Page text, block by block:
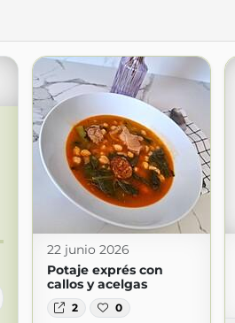
22 junio 2026
Potaje exprés con
callos y acelgas
2 0